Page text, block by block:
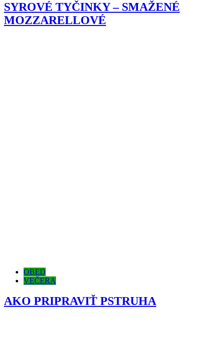
SYROVÉ TYČINKY – SMAŽENÉ
MOZZARELLOVÉ
OBED
VEČERA
AKO PRIPRAVIŤ PSTRUHA